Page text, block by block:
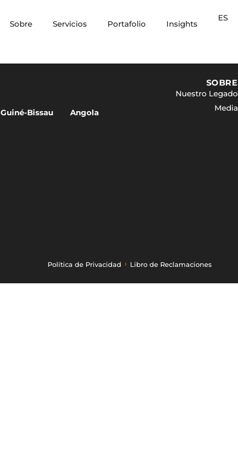
Sobre Servicios Portafolio Insights
ES
Guiné-Bissau Angola
SOBRE
Nuestro Legado
Media
Política de Privacidad
Libro de Reclamaciones